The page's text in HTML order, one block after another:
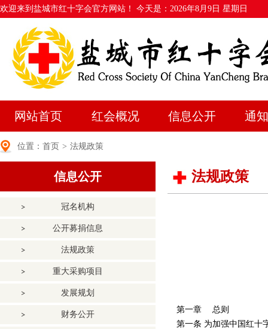
欢迎来到盐城市红十字会官方网站！ 今天是： 2026年8月9日 星期日
网站首页 红会概况 信息公开 通
位置： 首页 > 法规政策
信息公开
冠名机构
公开募捐信息
法规政策
重大采购项目
发展规划
财务公开
法规政策
第一章 总则
第一条 为加强中国红十